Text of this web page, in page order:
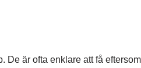
är ofta enklare att få